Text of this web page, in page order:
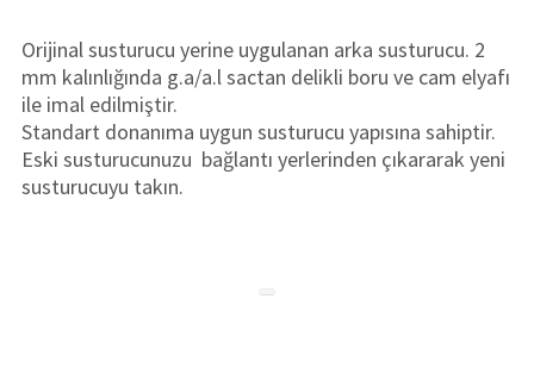
Orijinal susturucu yerine uygulanan arka susturucu. 2
mm kalınlığında g.a/a.l sactan delikli boru ve cam elyafı
ile imal edilmiştir.
Standart donanıma uygun susturucu yapısına sahiptir.
Eski susturucunuzu bağlantı yerlerinden çıkararak yeni
susturucuyu takın.